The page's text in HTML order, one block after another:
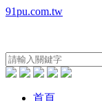
91pu.com.tw
首頁